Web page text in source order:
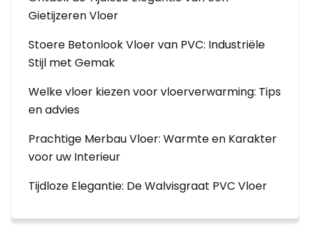
Gietijzeren Vloer
Stoere Betonlook Vloer van PVC: Industriële
Stijl met Gemak
Welke vloer kiezen voor vloerverwarming: Tips
en advies
Prachtige Merbau Vloer: Warmte en Karakter
voor uw Interieur
Tijdloze Elegantie: De Walvisgraat PVC Vloer